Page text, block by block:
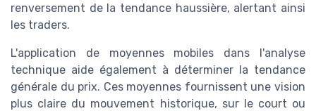
renversement de la tendance haussière, alertant ainsi
les traders.
L'application de moyennes mobiles dans l'analyse
technique aide également à déterminer la tendance
générale du prix. Ces moyennes fournissent une vision
plus claire du mouvement historique, sur le court ou